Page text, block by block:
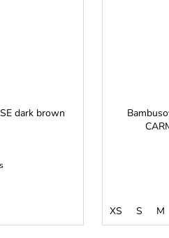
dark brown
XS S M